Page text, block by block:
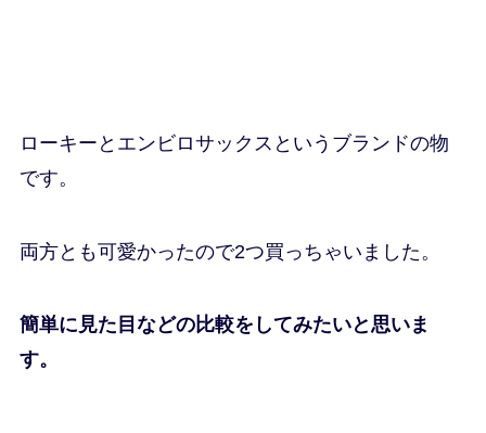
ローキーとエンビロサックスというブランドの物
です。
両方とも可愛かったので2つ買っちゃいました。
簡単に見た目などの比較をしてみたいと思いま
す。